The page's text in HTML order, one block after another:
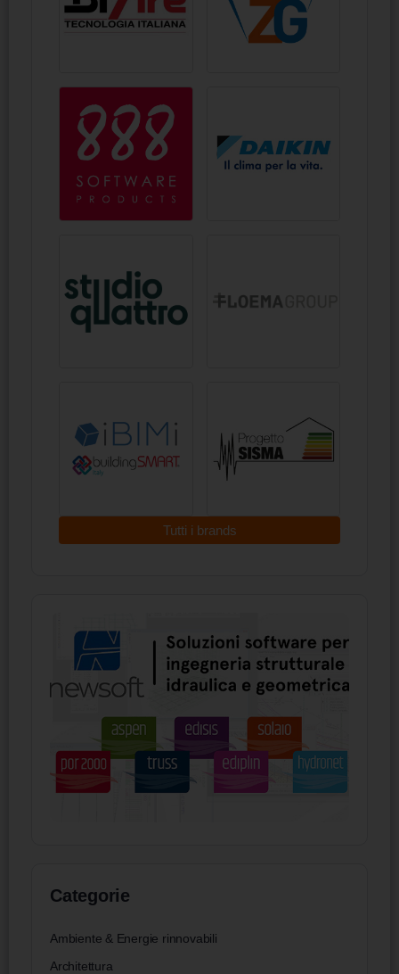
Tutti i brands
Categorie
Ambiente & Energie rinnovabili
Architettura